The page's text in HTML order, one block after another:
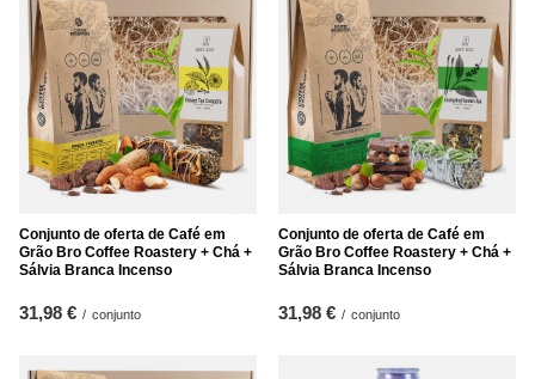
Conjunto de oferta de Café em
Grão Bro Coffee Roastery + Chá +
Sálvia Branca Incenso
31,98 € / conjunto
Conjunto de oferta de Café em
Grão Bro Coffee Roastery + Chá +
Sálvia Branca Incenso
31,98 € / conjunto